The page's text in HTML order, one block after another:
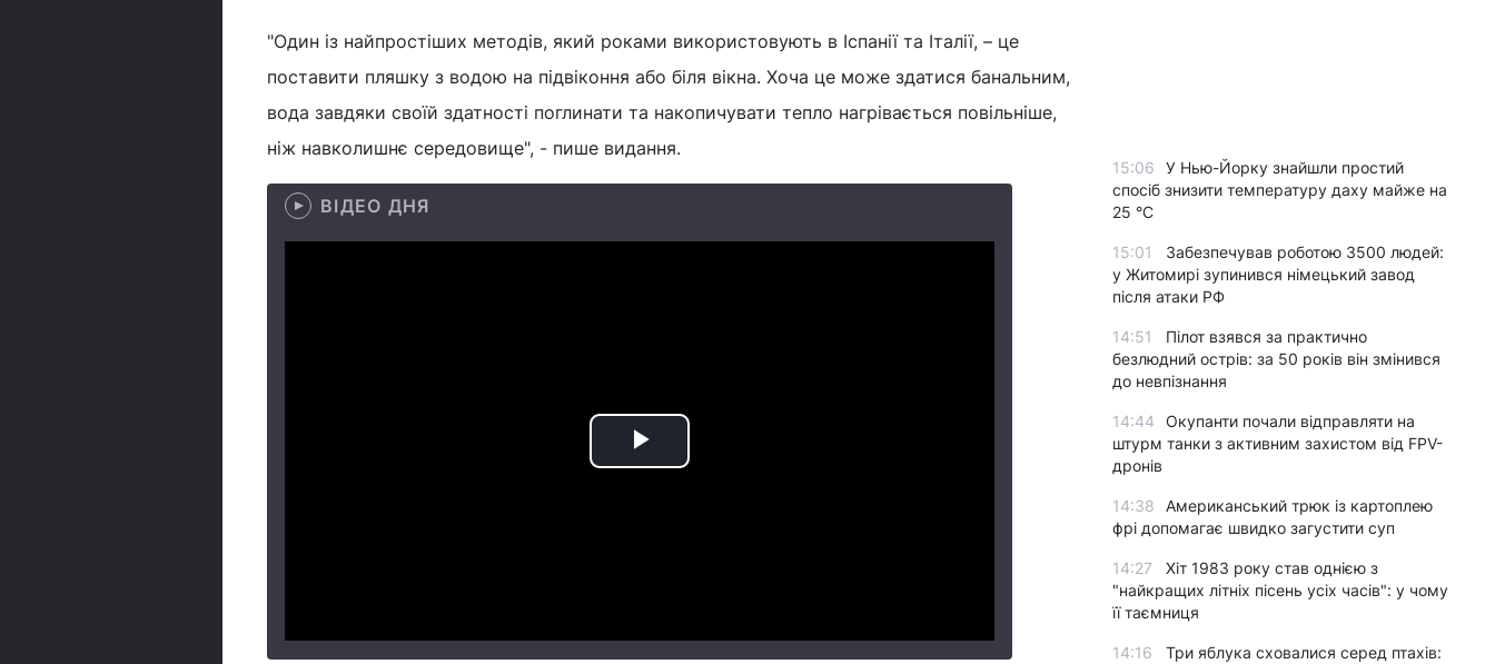
"Один із найпростіших методів, який роками використовують в Іспанії та Італії, – це
поставити пляшку з водою на підвіконня або біля вікна. Хоча це може здатися банальним,
вода завдяки своїй здатності поглинати та накопичувати тепло нагрівається повільніше,
ніж навколишнє середовище", - пише видання.
ВІДЕО ДНЯ
Play
15:06
У Нью-Йорку знайшли простий
спосіб знизити температуру даху майже на
25 °C
15:01
Забезпечував роботою 3500 людей:
у Житомирі зупинився німецький завод
після атаки РФ
14:51
Пілот взявся за практично
безлюдний острів: за 50 років він змінився
до невпізнання
14:44
Окупанти почали відправляти на
штурм танки з активним захистом від FPV-
дронів
14:38
Американський трюк із картоплею
фрі допомагає швидко загустити суп
14:27
Хіт 1983 року став однією з
"найкращих літніх пісень усіх часів": у чому
її таємниця
14:16
Три яблука сховалися серед птахів: